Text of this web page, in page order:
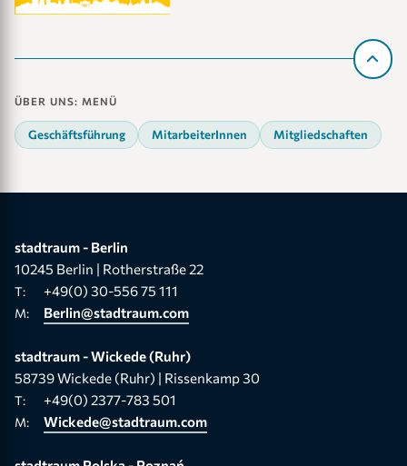
ÜBER UNS: MENÜ
Geschäftsführung MitarbeiterInnen Mitgliedschaften
stadtraum - Berlin
10245 Berlin | Rotherstraße 22
T: +49(0) 30-556 75 111
M: Berlin@stadtraum.com
stadtraum - Wickede (Ruhr)
58739 Wickede (Ruhr) | Rissenkamp 30
T: +49(0) 2377-783 501
M: Wickede@stadtraum.com